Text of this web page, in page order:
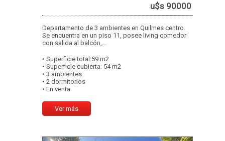
u$s 90000
Departamento de 3 ambientes en Quilmes centro.
Se encuentra en un piso 11, posee living comedor
con salida al balcón,...
• Superficie total:59 m2
• Superficie cubierta: 54 m2
• 3 ambientes
• 2 dormitorios
• En venta
Ver más